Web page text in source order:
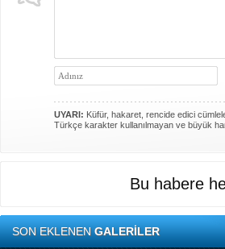
UYARI: Küfür, hakaret, rencide edici
Türkçe karakter kullanılmayan ve büyük
Bu habere
SON EKLENENGALERİLER